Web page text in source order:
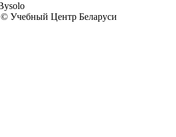
Учебный Центр Беларуси